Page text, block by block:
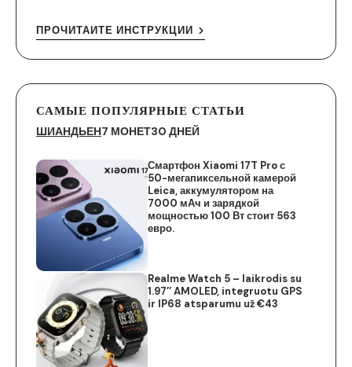
ПРОЧИТАЙТЕ ИНСТРУКЦИИ
САМЫЕ ПОПУЛЯРНЫЕ СТАТЬИ
ШИАНДЬЕН7 МОНЕТ30 ДНЕЙ
Смартфон Xiaomi 17T Pro с
50-мегапиксельной камерой
Leica, аккумулятором на
7000 мАч и зарядкой
мощностью 100 Вт стоит 563
евро.
Realme Watch 5 – laikrodis su
1.97″ AMOLED, integruotu GPS
ir IP68 atsparumu už €43